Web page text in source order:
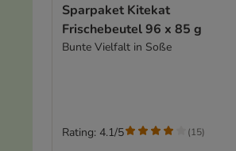
Sparpaket Kitekat
Frischebeutel 96 x 85 g
Bunte Vielfalt in Soße
Rating: 4.1/5 (15)